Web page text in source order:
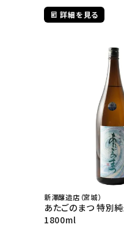
詳細を見る
新澤醸造店（宮城）
あたごのまつ 特別
1800ml